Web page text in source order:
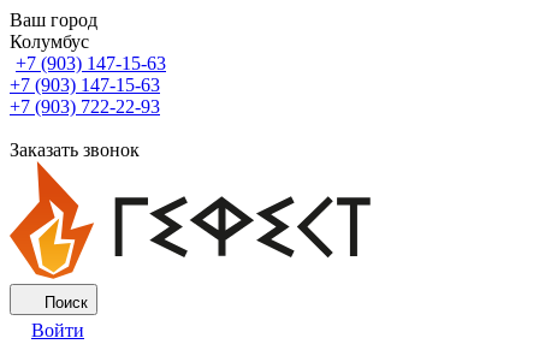
Ваш город
Колумбус
+7 (903) 147-15-63
+7 (903) 147-15-63
+7 (903) 722-22-93
Заказать звонок
Поиск
Войти